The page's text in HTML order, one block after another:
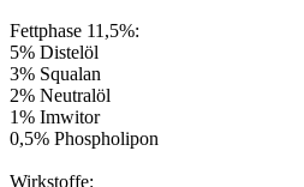
Fettphase 11,5%:
5% Distelöl
3% Squalan
2% Neutralöl
1% Imwitor
0,5% Phospholipon
Wirkstoffe: